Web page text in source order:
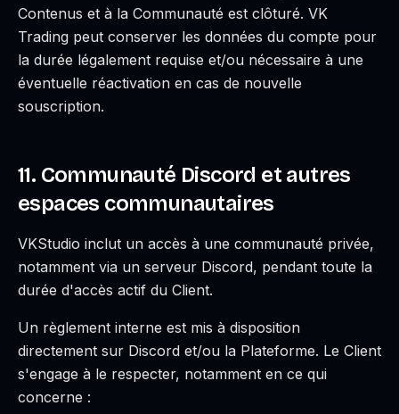
Contenus et à la Communauté est clôturé. VK
Trading peut conserver les données du compte pour
la durée légalement requise et/ou nécessaire à une
éventuelle réactivation en cas de nouvelle
souscription.
11. Communauté Discord et autres
espaces communautaires
VKStudio inclut un accès à une communauté privée,
notamment via un serveur Discord, pendant toute la
durée d'accès actif du Client.
Un règlement interne est mis à disposition
directement sur Discord et/ou la Plateforme. Le Client
s'engage à le respecter, notamment en ce qui
concerne :